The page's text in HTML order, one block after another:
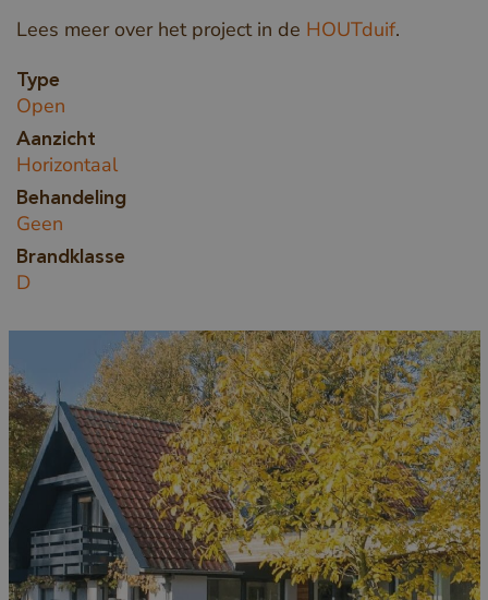
Lees meer over het project in de HOUTduif.
Type
Open
Aanzicht
Horizontaal
Behandeling
Geen
Brandklasse
D